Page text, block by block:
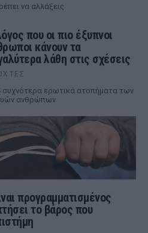
να αλλάξεις
που οι πιο έξυπνοι
κάνουν τα
λάθη στις σχέσεις
συχνότερα ερωτικά ατοπήματα των
ανθρώπων
προγραμματισμένος
το βάρος που